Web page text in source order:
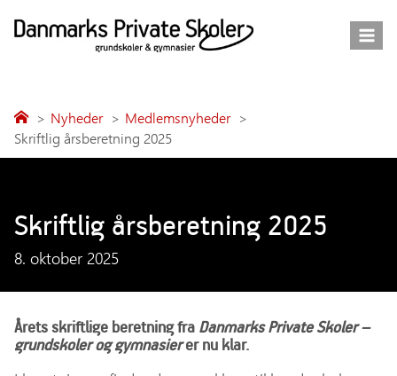
Nyheder
Medlemsnyheder
Skriftlig årsberetning 2025
Skriftlig årsberetning 2025
8. oktober 2025
Årets skriftlige beretning fra Danmarks Private Skoler –
grundskoler og gymnasierer nu klar.